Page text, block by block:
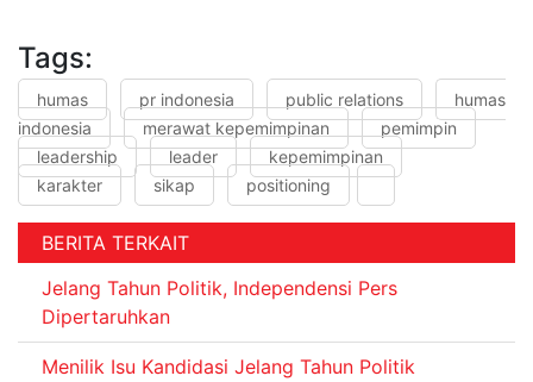
Tags:
humas pr indonesia public relations
humas
indonesia
merawat kepemimpinan
pemimpin
leadership
leader
kepemimpinan
karakter
sikap positioning
BERITA TERKAIT
Jelang Tahun Politik, Independensi Pers
Dipertaruhkan
Menilik Isu Kandidasi Jelang Tahun Politik